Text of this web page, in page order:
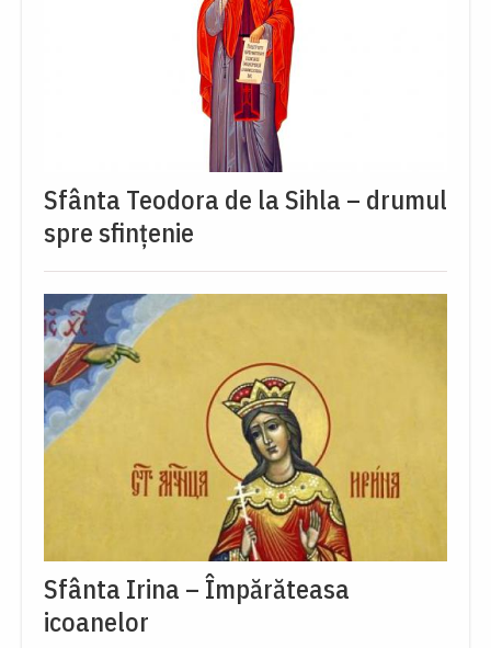
Sfânta Teodora de la Sihla – drumul
spre sfințenie
Sfânta Irina – Împărăteasa
icoanelor